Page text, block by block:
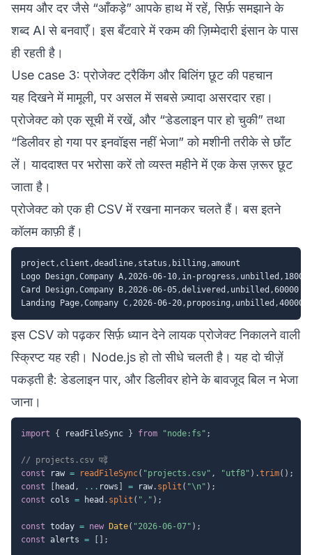
समय और दर जैसे “आँकड़े” आपके हाथ में रहें, सिर्फ़ समझाने के
शब्द AI से बनवाएँ। इस बँटवारे में रकम की ज़िम्मेदारी इंसान के पास
ही रहती है।
Use case 3: प्रोजेक्ट ट्रैकिंग और बिलिंग छूट की पहचान
यह दिखने में मामूली, पर असल में सबसे ज़्यादा असरदार रहा।
प्रोजेक्ट को एक सूची में रखें, और “डेडलाइन पार हो चुकी” तथा
“डिलीवर हो गया पर इनवॉइस नहीं भेजा” को मशीनी तरीके से छाँट
लें। याददाश्त पर भरोसा करें तो व्यस्त महीने में एक केस ज़रूर छूट
जाता है।
प्रोजेक्ट को एक ही CSV में रखना मानकर चलते हैं। बस इतने
कॉलम काफ़ी हैं।
project , client ,deadline, status , billing ,amount
Logo Design,Company A, 2026-06-10, in-progress , unbilled ,
Card Design,Company B, 2026-06-05,delivered , unbilled ,60000
Landing Page,Company C, 2026-06-20, proposing , unbilled ,400000
इस CSV को पढ़कर सिर्फ़ ध्यान देने लायक प्रोजेक्ट निकालने वाली
स्क्रिप्ट यह रही। Node.js हो तो सीधे चलती है। यह दो चीज़ें
पकड़ती है: डेडलाइन पार, और डिलीवर होने के बावजूद बिल न भेजा
जाना।
import { readFileSync } from "node:fs" ;
// projects.csv पढ़ें
const raw = readFileSync( "projects.csv" , "utf8" ) .trim( ) ;
const
head , ... rows = raw. split ( "\n" ) ;
const cols = head . split ( "," ) ;
const today = new Date( "2026-06-07" ) ;
const alerts = ;